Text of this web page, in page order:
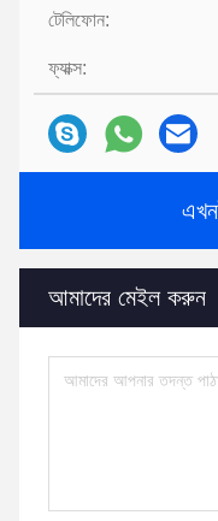
টেলিফোন:
ফ্যাক্স:
আমাদের মেইল ​​করুন